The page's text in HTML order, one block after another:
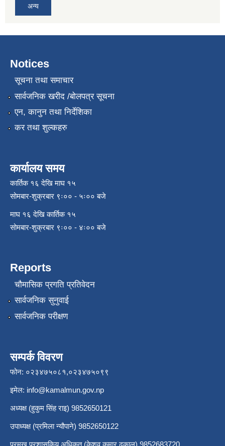
अन्य
Notices
सूचना तथा समाचार
सार्वजनिक खरीद /बोलपत्र सूचना
एन, कानुन तथा निर्देशिका
कर तथा शुल्कहरु
कार्यालय समय
कार्तिक १६ देखि माघ १५
सोमबार-शुक्रबार ९ः०० - ५ः०० बजे
माघ १६ देखि कार्तिक १५
सोमबार-शुक्रबार ९ः०० - ४ः०० बजे
Reports
चौमासिक प्रगति प्रतिवेदन
सार्वजनिक सुनुवाई
सार्वजनिक परीक्षण
सम्पर्क विवरण
फोन: ०२३४७५०८१,०२३४७५०९९
इमेल: info@kamalmun.gov.np
अध्यक्ष (हुकुम सिंह राइ) 9852650121
उपाध्यक्ष (प्रमिला न्यौपाने) 9852650122
प्रमुख प्रशासकिय अधिकृत (केशव कुमार ढकाल) 9852683720